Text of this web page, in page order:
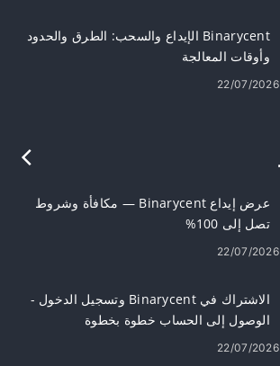
Binarycent الإيداع والسحب: الطرق والحدود
وأوقات المعالجة
22/07/2026
عرض إيداع Binarycent — مكافأة وشروط
تصل إلى 100%
22/07/2026
الاشتراك في Binarycent وتسجيل الدخول -
الوصول إلى الحساب خطوة بخطوة
22/07/2026